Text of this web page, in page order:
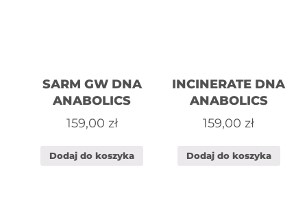
SARM GW DNA
ANABOLICS
159,00 zł
Dodaj do koszyka
INCINERATE DNA
ANABOLICS
159,00zł
Dodaj do koszyka